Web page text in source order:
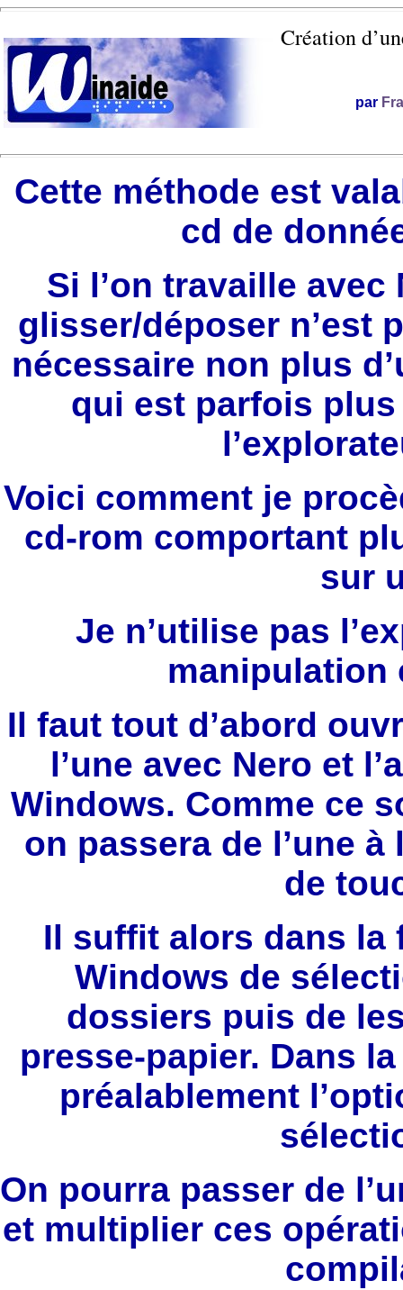
Création
par
Cette méthode est
cd de
Si l’on travaille
glisser/déposer n’est
nécessaire non plus
qui est parfois
Voici comment je
cd-rom comportant
sur
Je n’utilise pas
manipulation
Il faut tout d’abord
l’une avec Nero et
Windows. Comme ce
on passera de l’une
de
Il suffit alors dans la
Windows de
dossiers puis de
presse-papier. Dans
préalablement
On pourra passer de
et multiplier ces